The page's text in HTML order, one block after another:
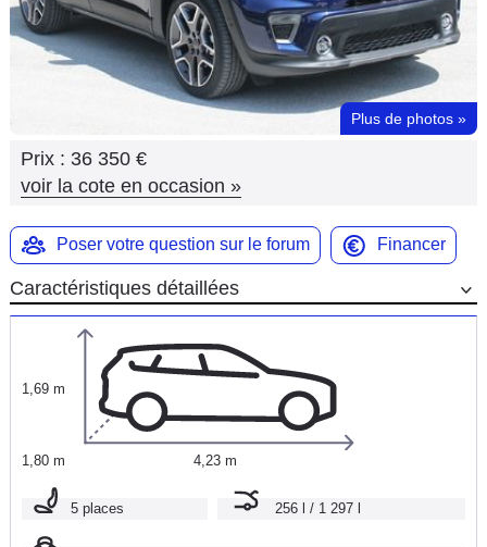
Services
Forum
Marques
Plus de photos »
Prix : 36 350 €
voir la cote en occasion »
Poser votre question sur le forum Financer
Caractéristiques détaillées
1,69 m
1,80 m 4,23 m
5 places 256 l / 1 297 l